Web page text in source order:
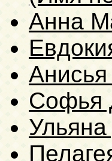
Анна
Софья